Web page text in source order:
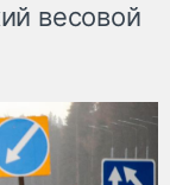
весовой